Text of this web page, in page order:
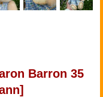
Barron 35